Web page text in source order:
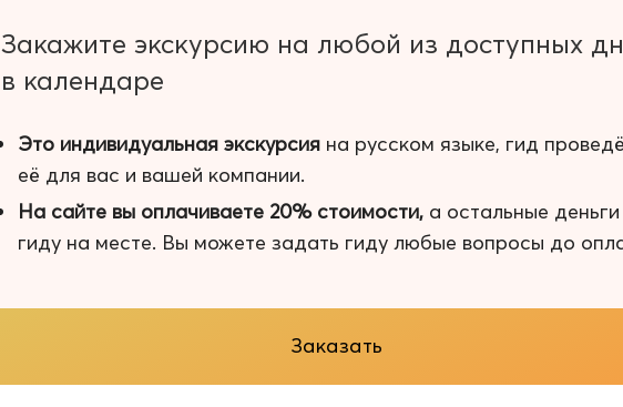
Закажите экскурсию на любой из доступных
в календаре
Это индивидуальная экскурсия на русском языке, гид
её для вас и вашей компании.
На сайте вы оплачиваете 20% стоимости, а остальные
гиду на месте. Вы можете задать гиду любые вопросы до
Заказать